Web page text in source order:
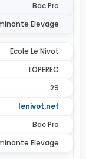
Bac Pro
Elevage
Ecole Le Nivot
LOPEREC
29
lenivot.net
Bac Pro
Elevage